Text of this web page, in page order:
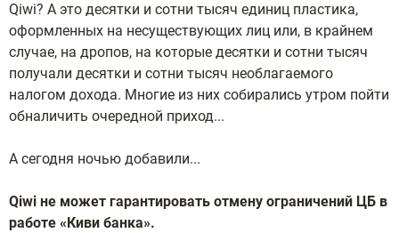
Qiwi? А это десятки и сотни тысяч единиц пластика,
оформленных на несуществующих лиц или, в крайнем
случае, на дропов, на которые десятки и сотни тысяч
получали десятки и сотни тысяч необлагаемого
налогом дохода. Многие из них собирались утром пойти
обналичить очередной приход...
А сегодня ночью добавили...
Qiwi не может гарантировать отмену ограничений ЦБ в
работе «Киви банка».